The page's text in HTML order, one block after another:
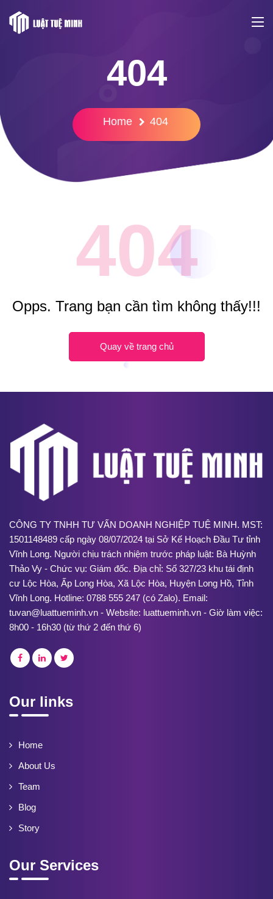
404
Home 404
404
Opps. Trang bạn cần tìm không thấy!!!
Quay về trang chủ
CÔNG TY TNHH TƯ VẤN DOANH NGHIỆP TUỆ MINH. MST:
1501148489 cấp ngày 08/07/2024 tại Sở Kế Hoạch Đầu Tư tỉnh
Vĩnh Long. Người chịu trách nhiệm trước pháp luật: Bà Huỳnh
Thảo Vy - Chức vụ: Giám đốc. Địa chỉ: Số 327/23 khu tái định
cư Lộc Hòa, Ấp Long Hòa, Xã Lộc Hòa, Huyện Long Hồ, Tỉnh
Vĩnh Long. Hotline: 0788 555 247 (có Zalo). Email:
tuvan@luattueminh.vn - Website: luattueminh.vn - Giờ làm việc:
8h00 - 16h30 (từ thứ 2 đến thứ 6)
Our links
Home
About Us
Team
Blog
Story
Our Services